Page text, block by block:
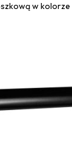
w kolorze